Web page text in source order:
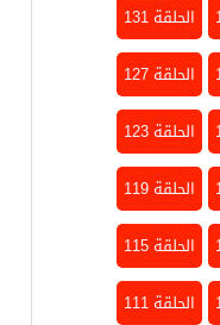
الحلقة 131
الحلقة 127
الحلقة 123
الحلقة 119
الحلقة 115
الحلقة 111